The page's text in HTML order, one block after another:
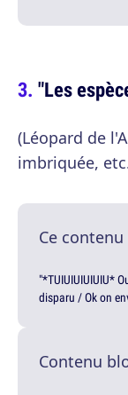
"Les
(Léopard de
imbriquée,
Ce
"*TUIUIUIUIUIU*
disparu / Ok on
Contenu